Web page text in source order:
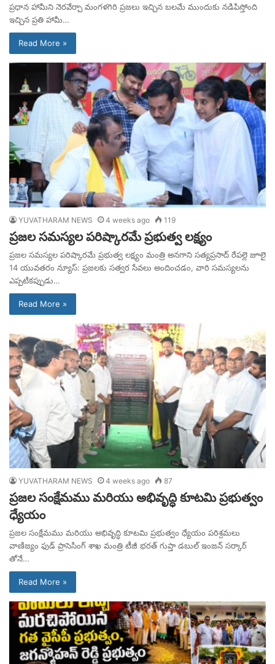
ప్రధాన హామీని నెరవేర్చా మంగళగిరి ప్రజలు ఇచ్చిన బలమే ముందుకు నడిపిస్తోంది
ఇచ్చిన ప్రతి హామీ…
Read More »
YUVATHARAM NEWS 4 weeks ago 119
ప్రజల సమస్యల పరిష్కారమే ప్రభుత్వ లక్ష్యం
ప్రజల సమస్యల పరిష్కారమే ప్రభుత్వ లక్ష్యం మంత్రి అనగాని సత్యప్రసాద్ రేపల్లె జూలై
14 యువతరం న్యూస్: ప్రజలకు సత్వర సేవలు అందించడం, వారి సమస్యలను
ఎప్పటికప్పుడు…
Read More »
YUVATHARAM NEWS 4 weeks ago 87
ప్రజల సంక్షేమము మరియు అభివృద్ధి కూటమి ప్రభుత్వం
ధ్యేయం
ప్రజల సంక్షేమము మరియు అభివృద్ధి కూటమి ప్రభుత్వం ధ్యేయం పరిశ్రమలు
వాణిజ్యం ఫుడ్ ప్రాసెసింగ్ శాఖ మంత్రి టీజీ భరత్ గుప్తా డబుల్ ఇంజన్ సర్కార్
తోనే…
Read More »